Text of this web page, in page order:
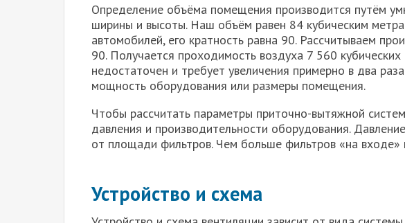
Определение объёма помещения производится путём
ширины и высоты. Наш объём равен 84 кубическим
автомобилей, его кратность равна 90. Рассчитываем
90. Получается проходимость воздуха 7 560
недостаточен и требует увеличения примерно в два
мощность оборудования или размеры помещения.
Чтобы рассчитать параметры приточно-вытяжной
давления и производительности оборудования.
от площади фильтров. Чем больше фильтров «на
Устройство и схема